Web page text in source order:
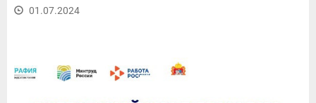
01.07.2024